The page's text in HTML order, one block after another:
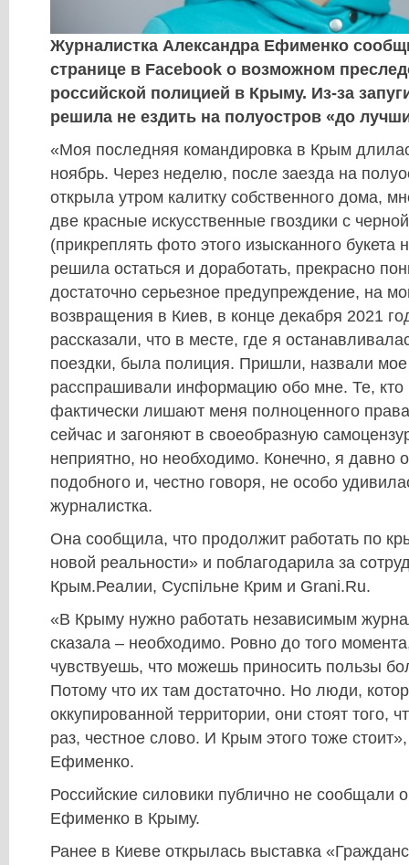
Журналистка Александра Ефименко
странице в Facebook о возможном
российской полицией в Крыму. Из-за
решила не ездить на полуостров «до
«Моя последняя командировка в Крым
ноябрь. Через неделю, после заезда на
открыла утром калитку собственного дома,
две красные искусственные гвоздики с
(прикреплять фото этого изысканного букета
решила остаться и доработать, прекрасно
достаточно серьезное предупреждение, на
возвращения в Киев, в конце декабря 2021
рассказали, что в месте, где я
поездки, была полиция. Пришли, назвали
расспрашивали информацию обо мне. Те, кто
фактически лишают меня полноценного
сейчас и загоняют в своеобразную
неприятно, но необходимо. Конечно, я давно
подобного и, честно говоря, не особо
журналистка.
Она сообщила, что продолжит работать по
новой реальности» и поблагодарила за
Крым.Реалии, Суспільне Крим и Grani.Ru.
«В Крыму нужно работать независимым
сказала – необходимо. Ровно до того
чувствуешь, что можешь приносить пользы
Потому что их там достаточно. Но люди,
оккупированной территории, они стоят того,
раз, честное слово. И Крым этого тоже
Ефименко.
Российские силовики публично не сообщали
Ефименко в Крыму.
Ранее в Киеве открылась выставка